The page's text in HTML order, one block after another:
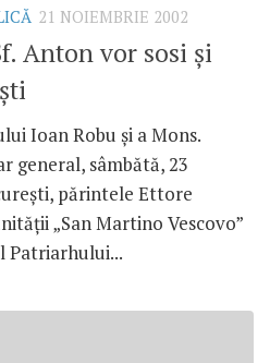
21 NOIEMBRIE 2002
Anton vor sosi şi
Ioan Robu şi a Mons.
general, sâmbătă, 23
părintele Ettore
„San Martino Vescovo”
Patriarhului...